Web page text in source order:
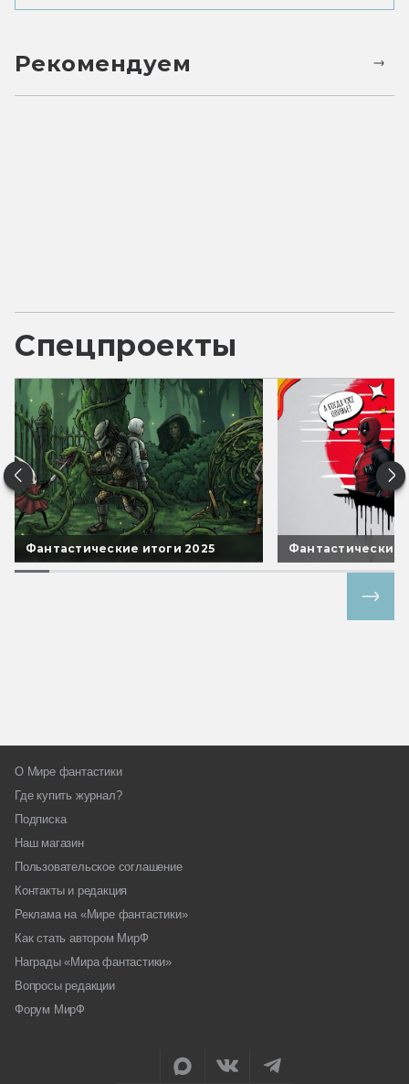
Рекомендуем
Спецпроекты
Фантастические итоги 2025 Фантастические
О Мире фантастики
Где купить журнал?
Подписка
Наш магазин
Пользовательское соглашение
Контакты и редакция
Реклама на «Мире фантастики»
Как стать автором МирФ
Награды «Мира фантастики»
Вопросы редакции
Форум МирФ